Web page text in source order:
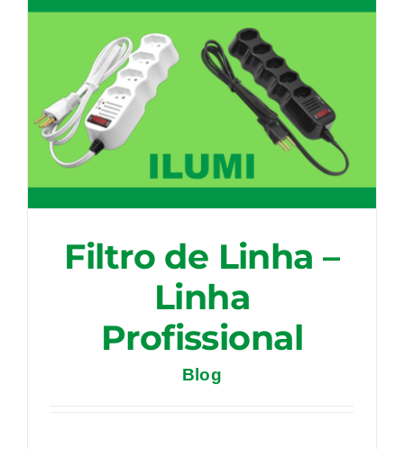
Filtro de Linha –
Linha
Profissional
Blog